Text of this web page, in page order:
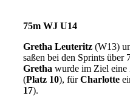
75m WJ U14
Gretha Leuteritz(W13)
saßen bei den Sprints über
Gretha wurde im Ziel eine
(Platz 10), fürCharlotte
17).